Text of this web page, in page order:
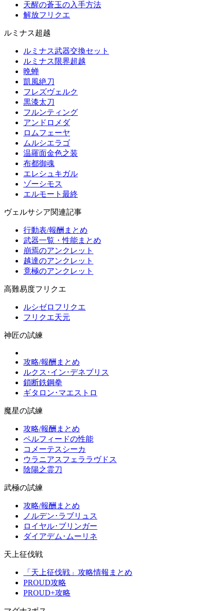
天醒の蒼玉の入手方法
解放フリクエ
ルミナス超越
ルミナス武器交換セット
ルミナス限界超越
晩蝉
凱風絶刀
フレズヴェルク
黒漆太刀
フルンティング
アンドロメダ
ロムフェーヤ
ムルシエラゴ
温羅面金色之装
布都御魂
エレシュキガル
ゾーシモス
エルモート最終
ヴェルサシア関連記事
行動表/報酬まとめ
武器一覧・性能まとめ
崩焉のアンクレット
越達のアンクレット
竟極のアンクレット
高難易度フリクエ
ルシゼロフリクエ
フリクエ天元
神匠の試練
攻略/報酬まとめ
ルクス･イン･デネブリス
鎖断鉄鋼拳
ギタロン･マエストロ
魔星の試練
攻略/報酬まとめ
ペルフィードの性能
コメーテスシーカ
ウラニアスフェララヴドス
陰陽之霊刀
武極の試練
攻略/報酬まとめ
ノルデン･ラブリュス
ロイヤル･ブリンガー
ダイアデム･ムーリネ
天上征伐戦
「天上征伐戦」攻略情報まとめ
PROUD攻略
PROUD+攻略